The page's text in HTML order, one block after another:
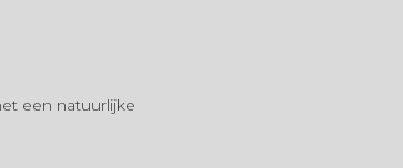
een natuurlijke